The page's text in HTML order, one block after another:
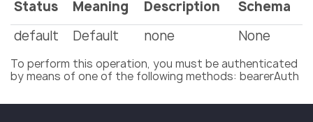
Status Meaning Description
Schema
default
Default none None
To perform this operation, you must be authenticated
by means of one of the following methods: bearerAuth